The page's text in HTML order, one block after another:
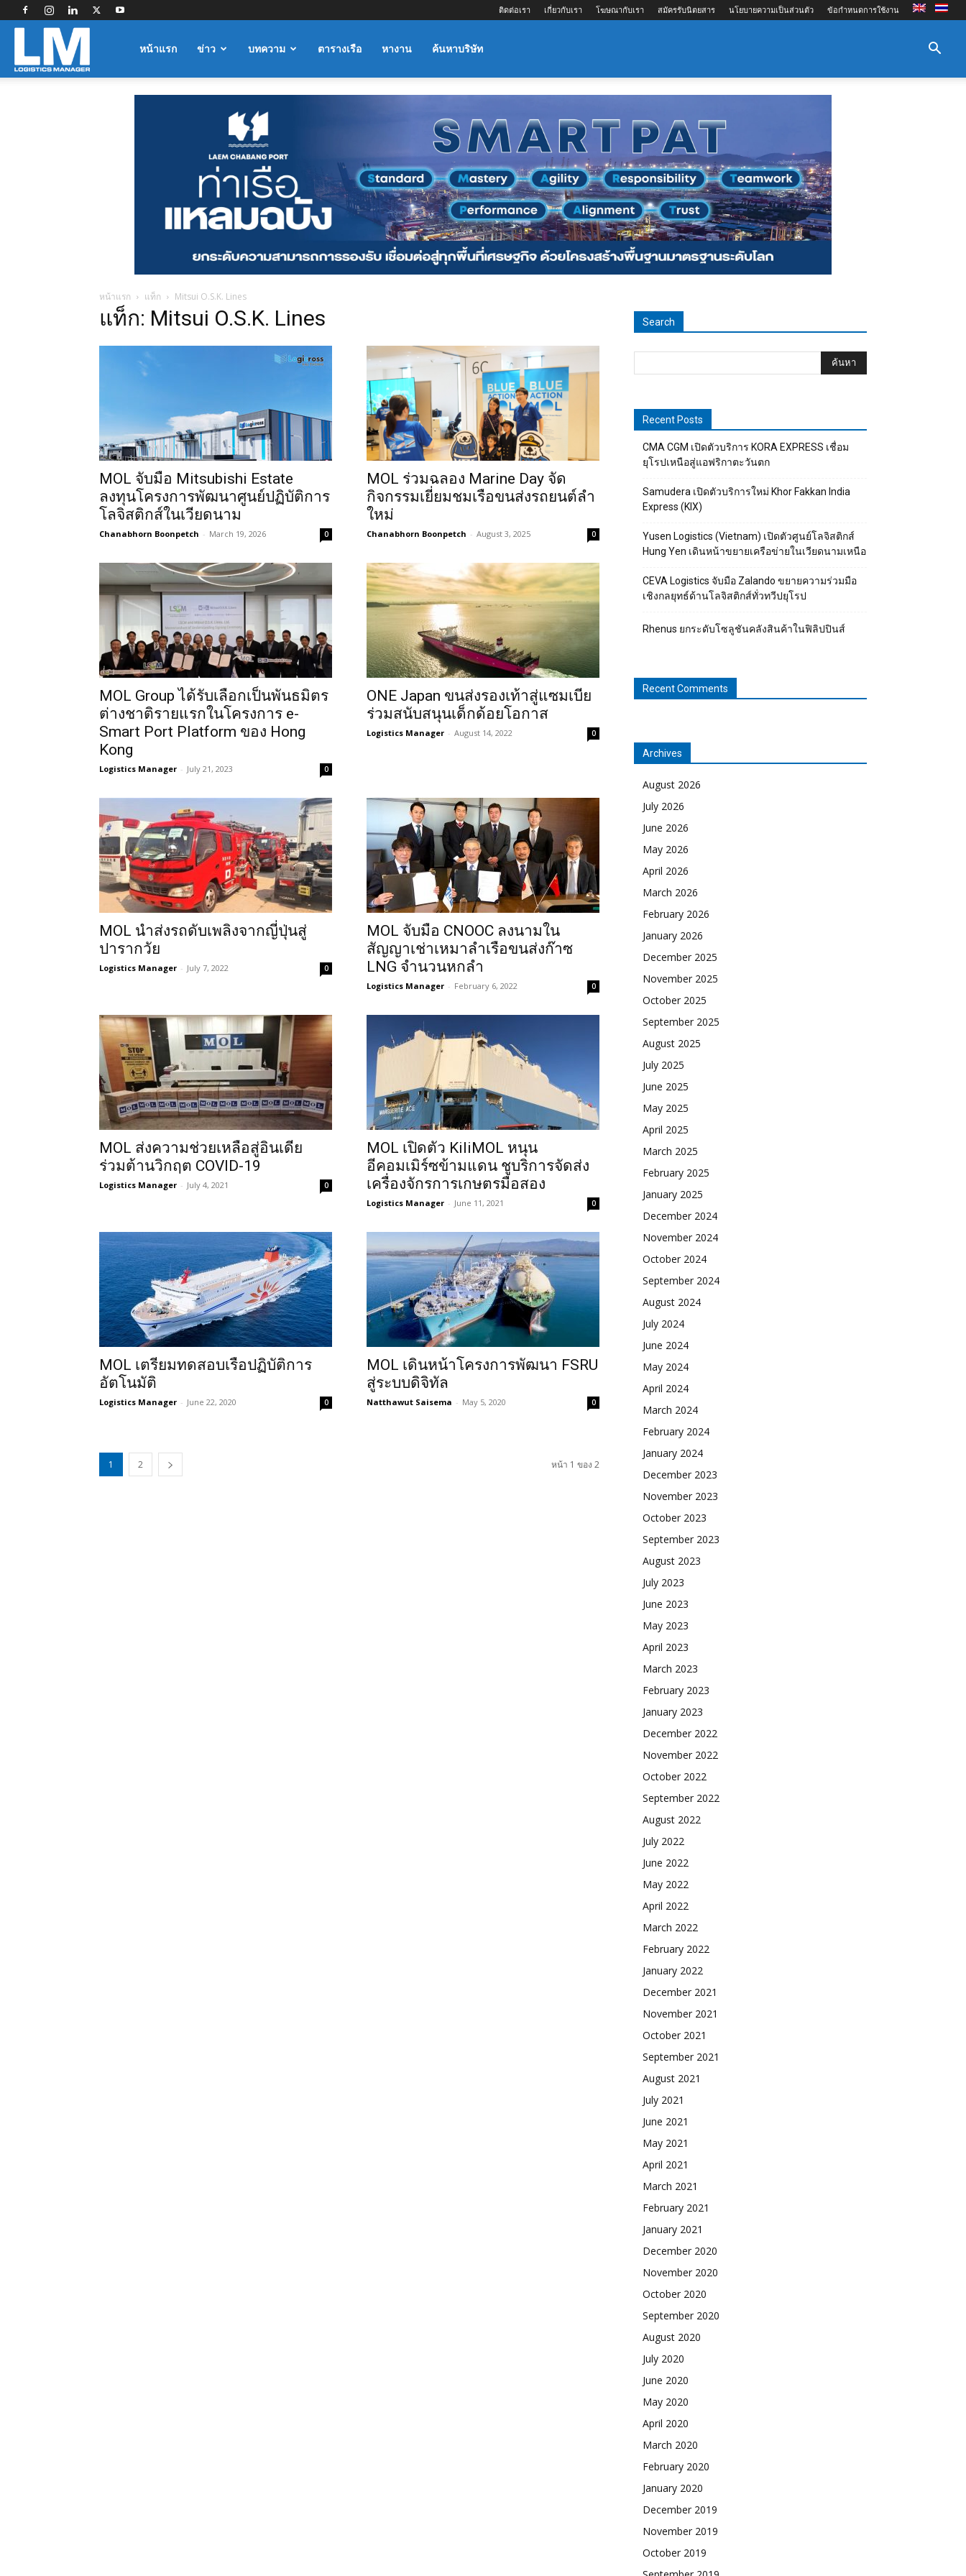
ติดต่อเรา เกี่ยวกับเรา โฆษณากับเรา สมัครรับนิตยสาร นโยบายความเป็นส่วนตัว ข้อกำหนดการใช้งาน
Logisticsหน้าแรก ข่าว บทความ ตารางเรือ หางาน ค้นหาบริษัท
หน้าแรก แท็ก Mitsui O.S.K. Lines
แท็ก: Mitsui O.S.K. Lines
MOL จับมือ Mitsubishi Estate
ลงทุนโครงการพัฒนาศูนย์ปฏิบัติการ
โลจิสติกส์ในเวียดนาม
Chanabhorn Boonpetch - March 19, 2026 0
MOL ร่วมฉลอง Marine Day จัด
กิจกรรมเยี่ยมชมเรือขนส่งรถยนต์ลำ
ใหม่
Chanabhorn Boonpetch - August 3, 2025 0
MOL Group ได้รับเลือกเป็นพันธมิตร
ต่างชาติรายแรกในโครงการ e-
Smart Port Platform ของ Hong
Kong
Logistics Manager - July 21, 2023 0
ONE Japan ขนส่งรองเท้าสู่แซมเบีย
ร่วมสนับสนุนเด็กด้อยโอกาส
Logistics Manager - August 14, 2022 0
MOL นำส่งรถดับเพลิงจากญี่ปุ่นสู่
ปารากวัย
Logistics Manager - July 7, 2022 0
MOL จับมือ CNOOC ลงนามใน
สัญญาเช่าเหมาลำเรือขนส่งก๊าซ
LNG จำนวนหกลำ
Logistics Manager - February 6, 2022 0
MOL ส่งความช่วยเหลือสู่อินเดีย
ร่วมต้านวิกฤต COVID-19
Logistics Manager - July 4, 2021 0
MOL เปิดตัว KiliMOL หนุน
อีคอมเมิร์ซข้ามแดน ชูบริการจัดส่ง
เครื่องจักรการเกษตรมือสอง
Logistics Manager - June 11, 2021 0
MOL เตรียมทดสอบเรือปฏิบัติการ
อัตโนมัติ
Logistics Manager - June 22, 2020 0
MOL เดินหน้าโครงการพัฒนา FSRU
สู่ระบบดิจิทัล
Natthawut Saisema - May 5, 2020 0
1 2 หน้า 1 ของ 2
Search
Recent Posts
CMA CGM เปิดตัวบริการ KORA EXPRESS เชื่อม
ยุโรปเหนือสู่แอฟริกาตะวันตก
Samudera เปิดตัวบริการใหม่ Khor Fakkan India
Express (KIX)
Yusen Logistics (Vietnam) เปิดตัวศูนย์โลจิสติกส์
Hung Yen เดินหน้าขยายเครือข่ายในเวียดนามเหนือ
CEVA Logistics จับมือ Zalando ขยายความร่วมมือ
เชิงกลยุทธ์ด้านโลจิสติกส์ทั่วทวีปยุโรป
Rhenus ยกระดับโซลูชันคลังสินค้าในฟิลิปปินส์
Recent Comments
Archives
August 2026
July 2026
June 2026
May 2026
April 2026
March 2026
February 2026
January 2026
December 2025
November 2025
October 2025
September 2025
August 2025
July 2025
June 2025
May 2025
April 2025
March 2025
February 2025
January 2025
December 2024
November 2024
October 2024
September 2024
August 2024
July 2024
June 2024
May 2024
April 2024
March 2024
February 2024
January 2024
December 2023
November 2023
October 2023
September 2023
August 2023
July 2023
June 2023
May 2023
April 2023
March 2023
February 2023
January 2023
December 2022
November 2022
October 2022
September 2022
August 2022
July 2022
June 2022
May 2022
April 2022
March 2022
February 2022
January 2022
December 2021
November 2021
October 2021
September 2021
August 2021
July 2021
June 2021
May 2021
April 2021
March 2021
February 2021
January 2021
December 2020
November 2020
October 2020
September 2020
August 2020
July 2020
June 2020
May 2020
April 2020
March 2020
February 2020
January 2020
December 2019
November 2019
October 2019